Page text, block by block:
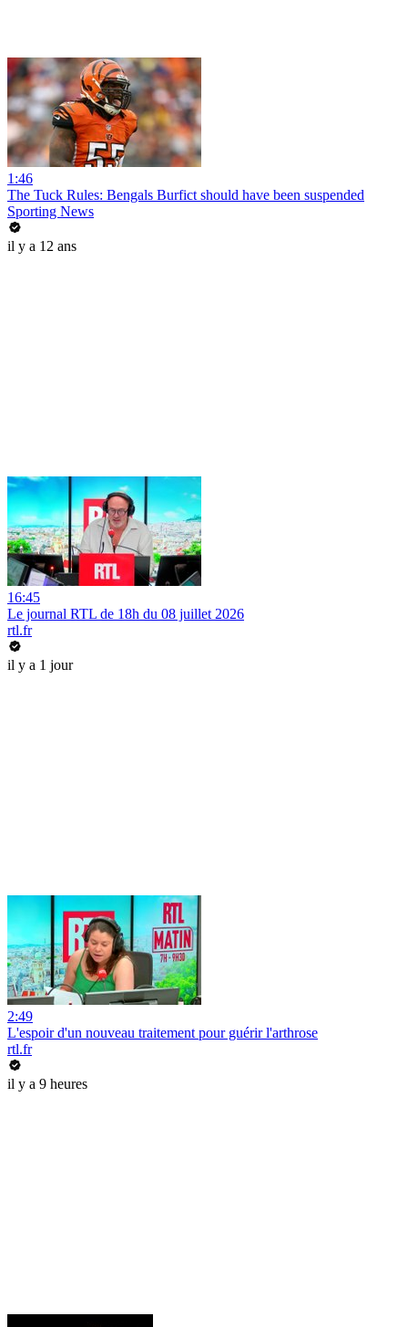
1:46
The Tuck Rules: Bengals Burfict should have been suspended
Sporting News
il y a 12 ans
16:45
Le journal RTL de 18h du 08 juillet 2026
rtl.fr
il y a 1 jour
2:49
L'espoir d'un nouveau traitement pour guérir l'arthrose
rtl.fr
il y a 9 heures